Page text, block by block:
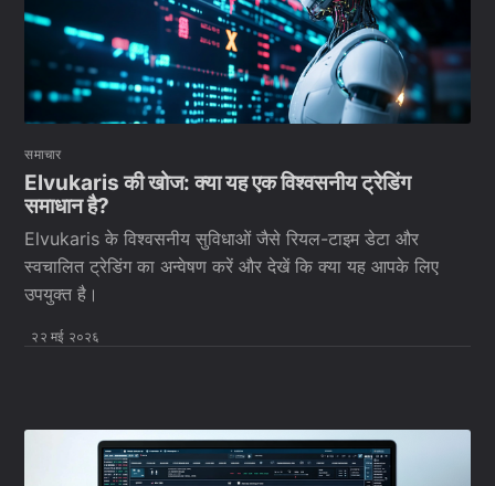
समाचार
Elvukaris की खोज: क्या यह एक विश्वसनीय ट्रेडिंग
समाधान है?
Elvukaris के विश्वसनीय सुविधाओं जैसे रियल-टाइम डेटा और
स्वचालित ट्रेडिंग का अन्वेषण करें और देखें कि क्या यह आपके लिए
उपयुक्त है।
२२ मई २०२६